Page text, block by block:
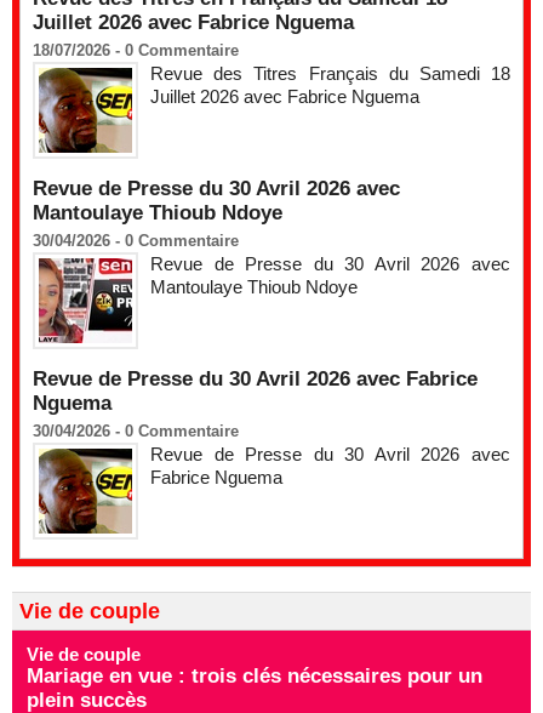
Juillet 2026 avec Fabrice Nguema
18/07/2026 - 0 Commentaire
Revue des Titres Français du Samedi 18
Juillet 2026 avec Fabrice Nguema
Revue de Presse du 30 Avril 2026 avec
Mantoulaye Thioub Ndoye
30/04/2026 - 0 Commentaire
Revue de Presse du 30 Avril 2026 avec
Mantoulaye Thioub Ndoye
Revue de Presse du 30 Avril 2026 avec Fabrice
Nguema
30/04/2026 - 0 Commentaire
Revue de Presse du 30 Avril 2026 avec
Fabrice Nguema
Vie de couple
Vie de couple
Mariage en vue : trois clés nécessaires pour un
plein succès